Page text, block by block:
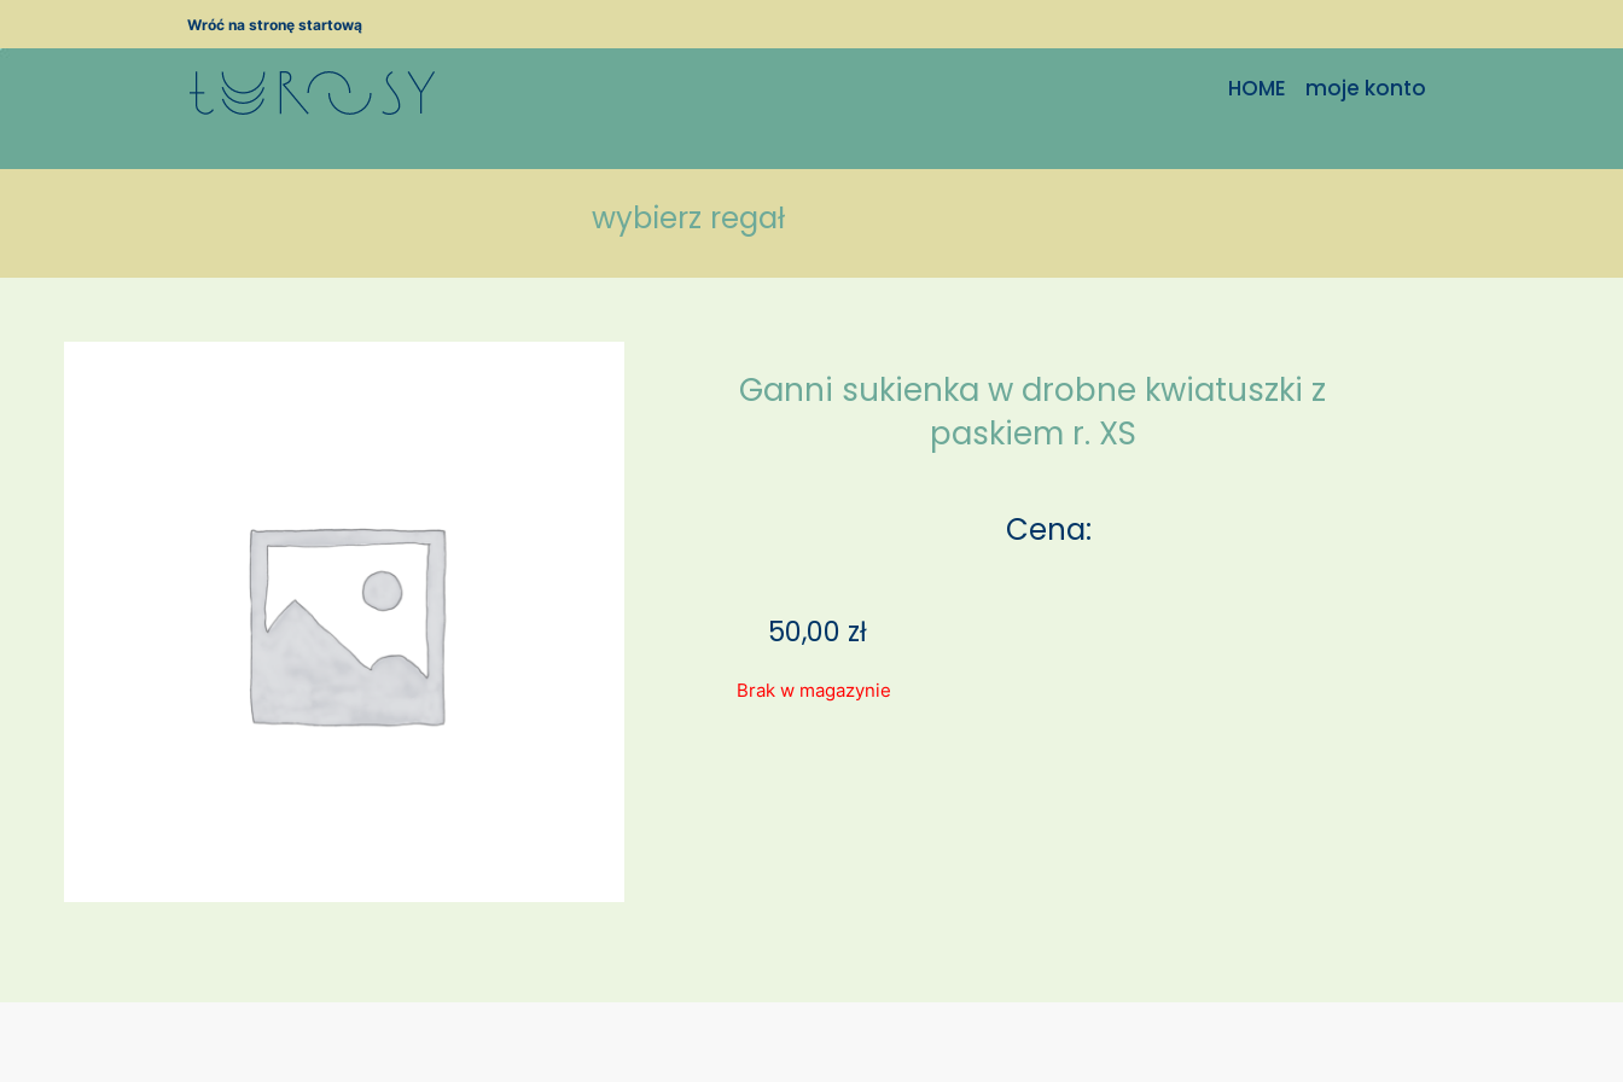
Wróć na stronę startową
HOME moje konto
wybierz regał
Ganni sukienka w drobne kwiatuszki z
paskiem r. XS
Cena:
50,00 zł
Brak w magazynie